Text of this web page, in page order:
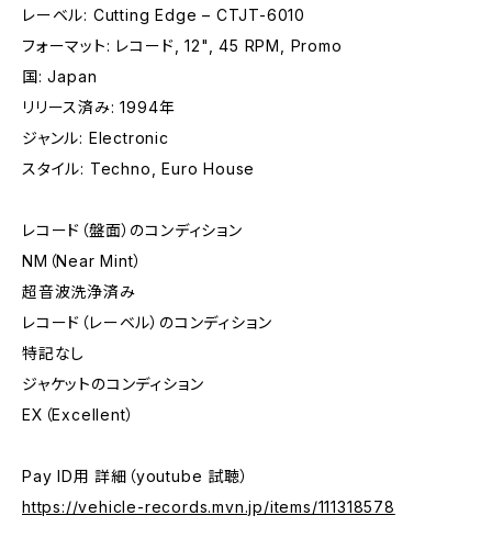
レーベル: Cutting Edge – CTJT-6010
フォーマット: レコード, 12", 45 RPM, Promo
国: Japan
リリース済み: 1994年
ジャンル: Electronic
スタイル: Techno, Euro House
レコード（盤面）のコンディション
NM（Near Mint）
超音波洗浄済み
レコード（レーベル）のコンディション
特記なし
ジャケットのコンディション
EX（Excellent）
Pay ID用 詳細（youtube 試聴）
https://vehicle-records.mvn.jp/items/111318578